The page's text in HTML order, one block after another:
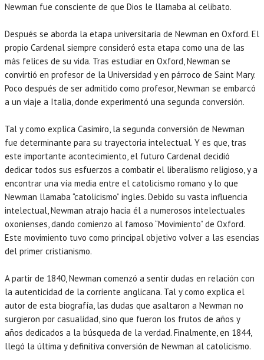
Newman fue consciente de que Dios le llamaba al celibato.
Después se aborda la etapa universitaria de Newman en Oxford. El
propio Cardenal siempre consideró esta etapa como una de las
más felices de su vida. Tras estudiar en Oxford, Newman se
convirtió en profesor de la Universidad y en párroco de Saint Mary.
Poco después de ser admitido como profesor, Newman se embarcó
a un viaje a Italia, donde experimentó una segunda conversión.
Tal y como explica Casimiro, la segunda conversión de Newman
fue determinante para su trayectoria intelectual. Y es que, tras
este importante acontecimiento, el futuro Cardenal decidió
dedicar todos sus esfuerzos a combatir el liberalismo religioso, y a
encontrar una vía media entre el catolicismo romano y lo que
Newman llamaba “catolicismo” ingles. Debido su vasta influencia
intelectual, Newman atrajo hacia él a numerosos intelectuales
oxonienses, dando comienzo al famoso “Movimiento” de Oxford.
Este movimiento tuvo como principal objetivo volver a las esencias
del primer cristianismo.
A partir de 1840, Newman comenzó a sentir dudas en relación con
la autenticidad de la corriente anglicana. Tal y como explica el
autor de esta biografía, las dudas que asaltaron a Newman no
surgieron por casualidad, sino que fueron los frutos de años y
años dedicados a la búsqueda de la verdad. Finalmente, en 1844,
llegó la última y definitiva conversión de Newman al catolicismo.